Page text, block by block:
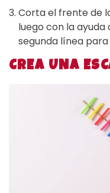
Corta el frente de
luego con la
segunda línea
CREA UNA